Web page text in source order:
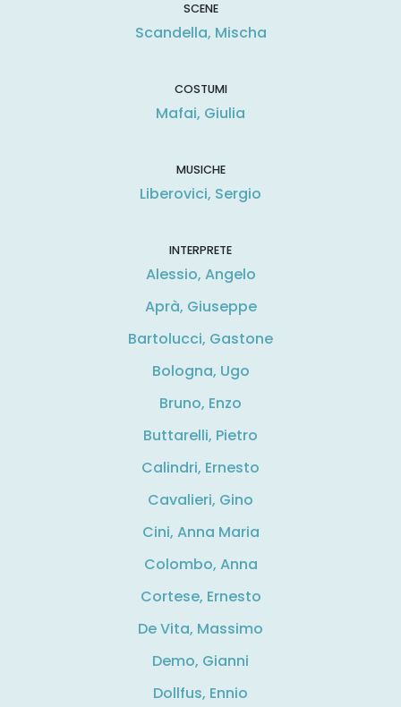
SCENE
Scandella, Mischa
COSTUMI
Mafai, Giulia
MUSICHE
Liberovici, Sergio
INTERPRETE
Alessio, Angelo
Aprà, Giuseppe
Bartolucci, Gastone
Bologna, Ugo
Bruno, Enzo
Buttarelli, Pietro
Calindri, Ernesto
Cavalieri, Gino
Cini, Anna Maria
Colombo, Anna
Cortese, Ernesto
De Vita, Massimo
Demo, Gianni
Dollfus, Ennio